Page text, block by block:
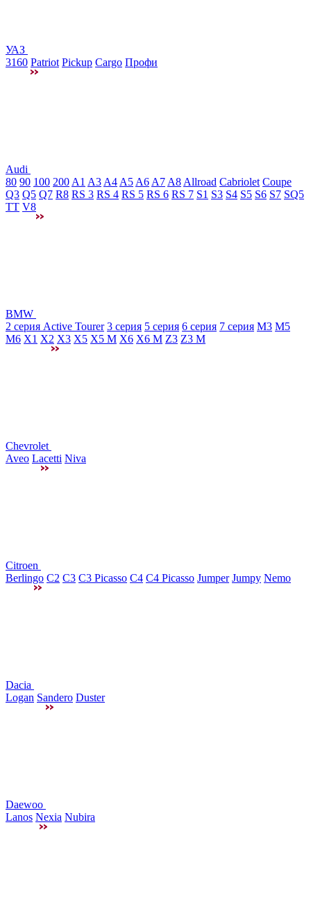
УАЗ
3160 Patriot Pickup Cargo Профи
Audi
80 90 100 200 A1 A3 A4 A5 A6 A7 A8 Allroad Cabriolet Coupe
Q3 Q5 Q7 R8 RS 3 RS 4 RS 5 RS 6 RS 7 S1 S3 S4 S5 S6 S7 SQ5
TT V8
BMW
2 серия Active Tourer 3 серия 5 серия 6 серия 7 серия M3 М5
M6 X1 X2 X3 X5 X5 M X6 X6 M Z3 Z3 M
Chevrolet
Aveo Lacetti Niva
Citroen
Berlingo C2 C3 C3 Picasso C4 C4 Picasso Jumper Jumpy Nemo
Dacia
Logan Sandero Duster
Daewoo
Lanos Nexia Nubira